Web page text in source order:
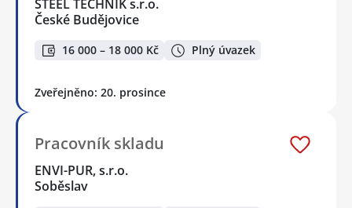
STEEL TECHNIK s.r.o.
České Budějovice
16 000 – 18 000 Kč Plný úvazek
Zveřejněno: 20. prosince
Pracovník skladu
ENVI-PUR, s.r.o.
Soběslav